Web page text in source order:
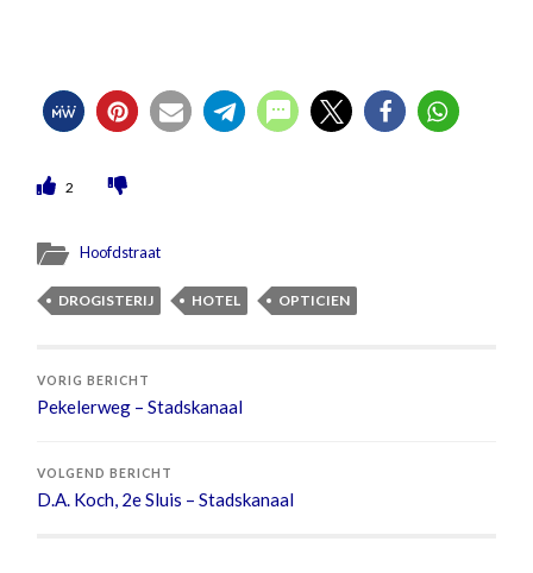
2
Hoofdstraat
DROGISTERIJ HOTEL OPTICIEN
VORIG BERICHT
Pekelerweg – Stadskanaal
VOLGEND BERICHT
D.A. Koch, 2e Sluis – Stadskanaal